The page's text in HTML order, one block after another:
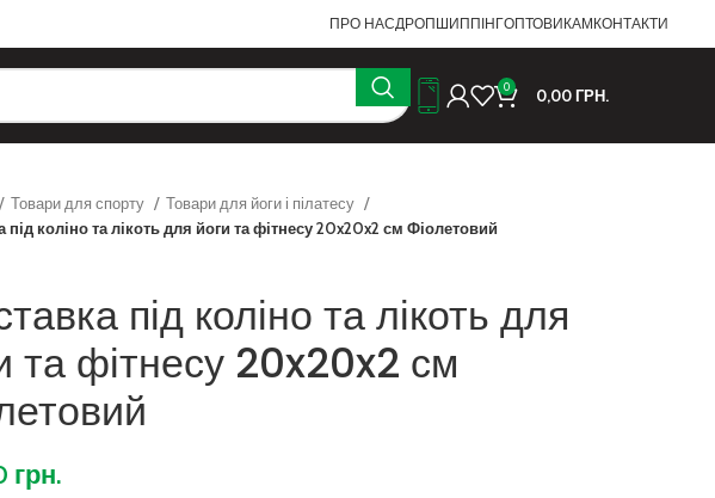
ПРО НАСДРОПШИППІНГОПТОВИКАМКОНТАКТИ
0 0,00ГРН.
Товари для спорту
Товари для йоги і пілатесу
під коліно та лікоть для йоги та фітнесу 20x20x2 см Фіолетовий
під коліно та лікоть для
та фітнесу 20x20x2 см
грн.